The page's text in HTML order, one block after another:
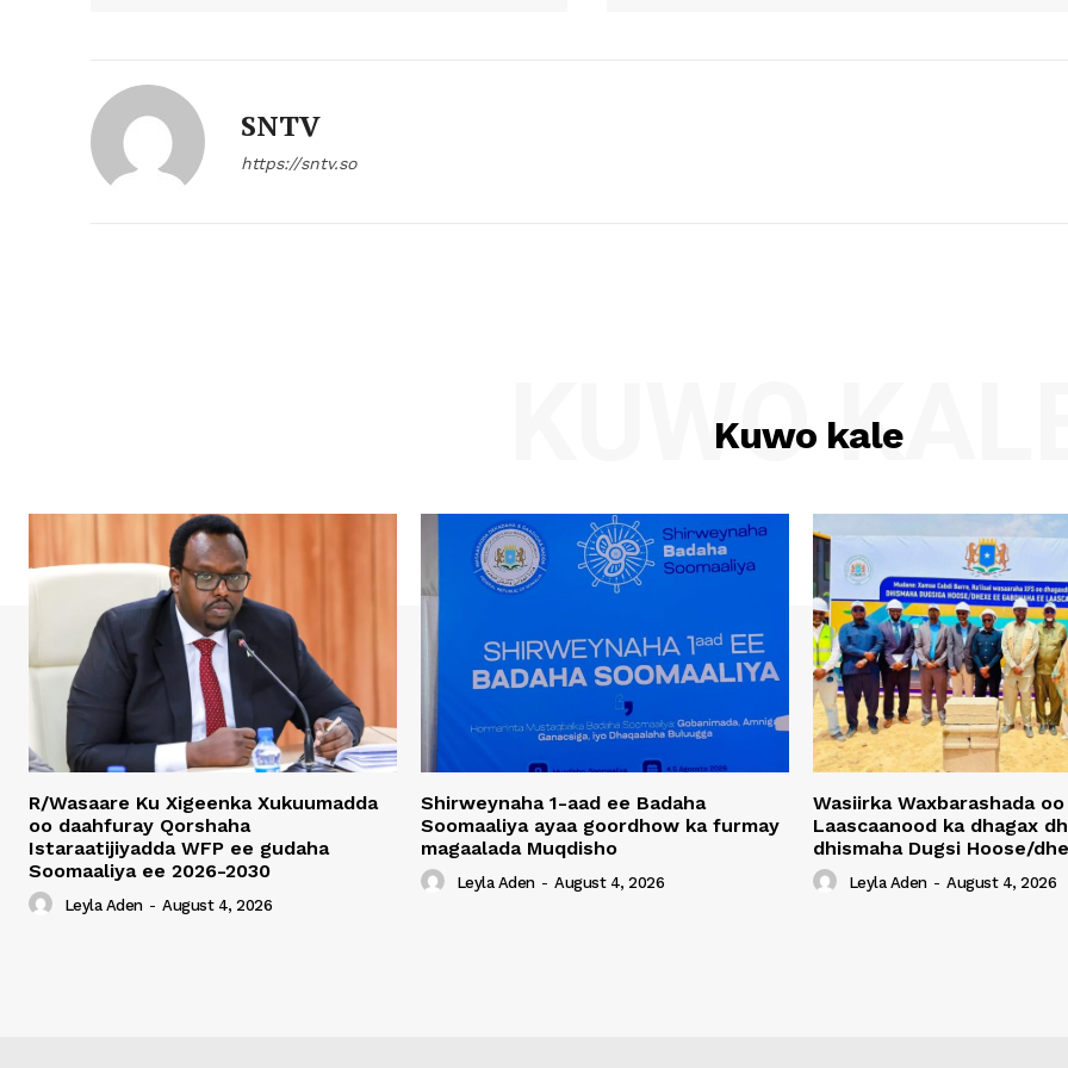
SNTV
https://sntv.so
Kuwo kale
KUWO
R/Wasaare Ku Xigeenka Xukuumadda
oo daahfuray Qorshaha
Istaraatijiyadda WFP ee gudaha
Soomaaliya ee 2026-2030
Leyla Aden - August 4, 2026
Shirweynaha 1-aad ee Badaha
Soomaaliya ayaa goordhow ka furmay
magaalada Muqdisho
Leyla Aden - August 4, 2026
Wasiirka Waxbarashada
Laascaanood ka dhagax
dhismaha Dugsi Hoose/
Leyla Aden - August 4, 2026